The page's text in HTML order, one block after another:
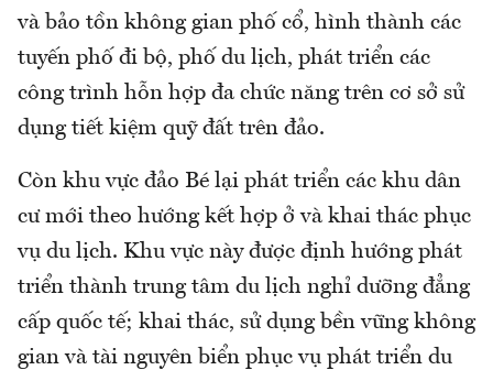
và bảo tồn không gian phố cổ, hình thành các
tuyến phố đi bộ, phố du lịch, phát triển các
công trình hỗn hợp đa chức năng trên cơ sở sử
dụng tiết kiệm quỹ đất trên đảo.
Còn khu vực đảo Bé lại phát triển các khu dân
cư mới theo hướng kết hợp ở và khai thác phục
vụ du lịch. Khu vực này được định hướng phát
triển thành trung tâm du lịch nghỉ dưỡng đẳng
cấp quốc tế; khai thác, sử dụng bền vững không
gian và tài nguyên biển phục vụ phát triển du